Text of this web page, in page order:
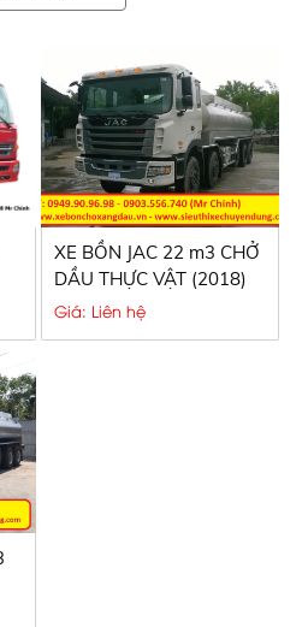
XE BỒN JAC 22 m3 CHỞ
DẦU THỰC VẬT (2018)
Giá: Liên hệ